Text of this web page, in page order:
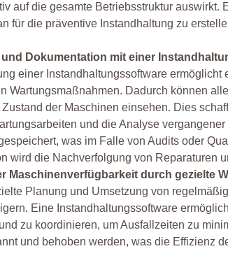
auf die gesamte Betriebsstruktur
für die präventive Instandhaltung zu
Dokumentation mit einer
einer Instandhaltungssoftware
Wartungsmaßnahmen. Dadurch können
der Maschinen einsehen. Dies
und die Analyse
was im Falle von Audits oder
wird die Nachverfolgung von Reparaturen
Maschinenverfügbarkeit durch gezielte
Planung und Umsetzung von
Eine Instandhaltungssoftware
zu koordinieren, um Ausfallzeiten zu
und behoben werden, was die Effizienz